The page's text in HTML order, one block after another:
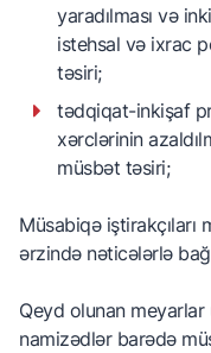
yaradılması və
istehsal və ixrac
təsiri;
tədqiqat-inkişaf
xərclərinin
müsbət təsiri;
Müsabiqə iştirakçıları
ərzində nəticələrlə
Qeyd olunan meyarlar
namizədlər barədə